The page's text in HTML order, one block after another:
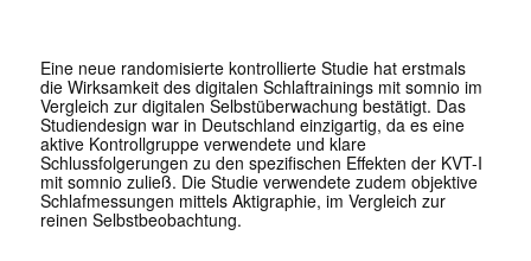
Eine neue randomisierte kontrollierte Studie hat erstmals
die Wirksamkeit des digitalen Schlaftrainings mit somnio im
Vergleich zur digitalen Selbstüberwachung bestätigt. Das
Studiendesign war in Deutschland einzigartig, da es eine
aktive Kontrollgruppe verwendete und klare
Schlussfolgerungen zu den spezifischen Effekten der KVT-I
mit somnio zuließ. Die Studie verwendete zudem objektive
Schlafmessungen mittels Aktigraphie, im Vergleich zur
reinen Selbstbeobachtung.